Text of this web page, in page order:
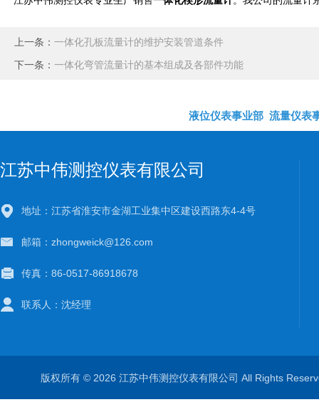
上一条： 一体化孔板流量计的维护安装管道条件
下一条： 一体化弯管流量计的基本组成及各部件功能
液位仪表事业部 流量仪表
江苏中伟测控仪表有限公司
地址：江苏省淮安市金湖工业集中区建设西路东4-4号
邮箱：zhongweick@126.com
传真：86-0517-86918678
联系人：沈经理
版权所有 © 2026 江苏中伟测控仪表有限公司 All Rights